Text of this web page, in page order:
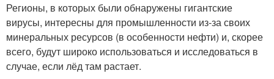
Регионы, в которых были обнаружены гигантские
вирусы, интересны для промышленности из-за своих
минеральных ресурсов (в особенности нефти) и, скорее
всего, будут широко использоваться и исследоваться в
случае, если лёд там растает.